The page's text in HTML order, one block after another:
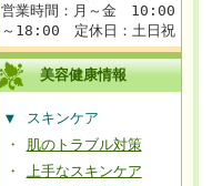
営業時間：月～金 10:00
～18:00 定休日：土日祝
美容健康情報
▼
スキンケア
・
肌のトラブル対策
・
上手なスキンケア